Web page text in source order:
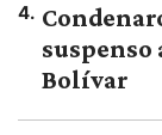
4.
suspenso
Bolívar